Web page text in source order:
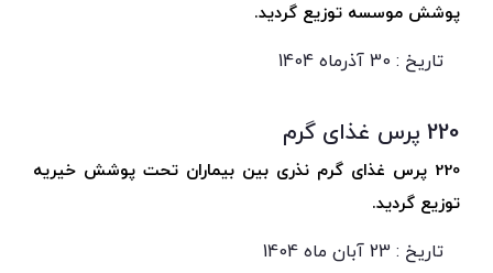
پوشش موسسه توزیع گردید.
تاریخ : 30 آذرماه 1404
220 پرس غذای گرم
220 پرس غذای گرم نذری بین بیماران تحت پوشش خیریه
توزیع گردید.
تاریخ : 23 آبان ماه 1404